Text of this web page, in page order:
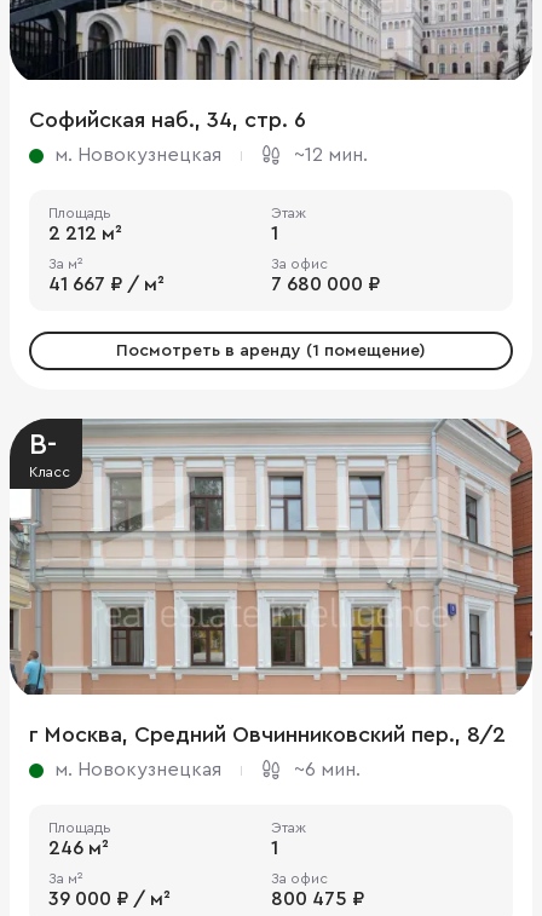
Софийская наб., 34, стр. 6
м. Новокузнецкая ~12 мин.
Площадь
2 212 м²
Этаж
1
За м²
41 667 ₽ / м²
За офис
7 680 000 ₽
Посмотреть в аренду (1 помещение)
B-
Класс
г Москва, Средний Овчинниковский пер., 8/2
м. Новокузнецкая ~6 мин.
Площадь
246 м²
Этаж
1
За м²
39 000 ₽ / м²
За офис
800 475 ₽